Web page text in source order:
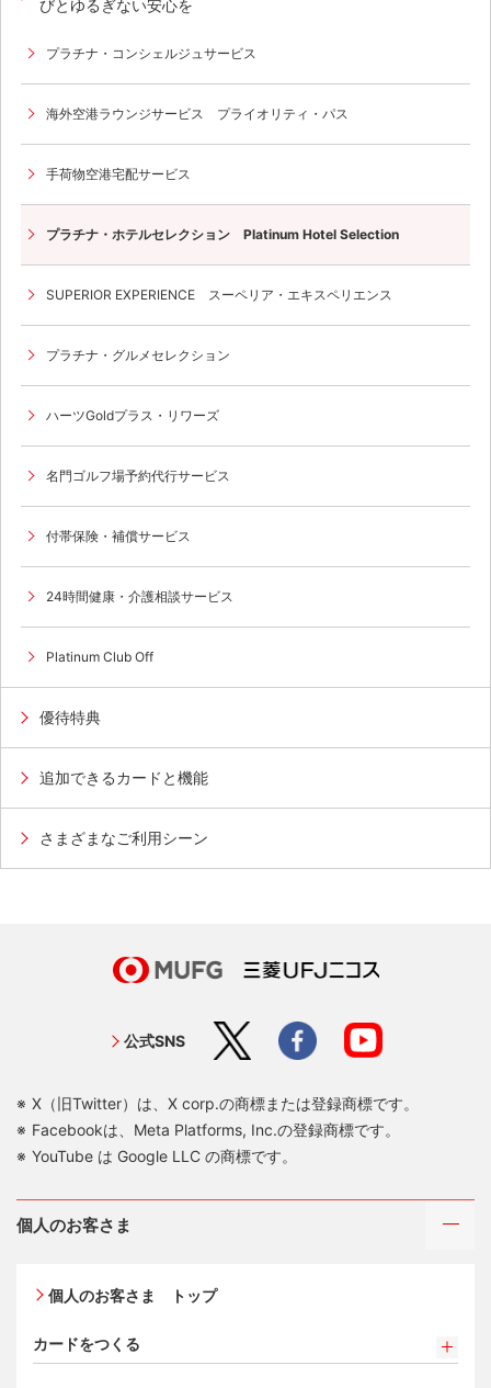
びとゆるぎない安心を
プラチナ・コンシェルジュサービス
海外空港ラウンジサービス プライオリティ・パス
手荷物空港宅配サービス
プラチナ・ホテルセレクション Platinum Hotel Selection
SUPERIOR EXPERIENCE スーペリア・エキスペリエンス
プラチナ・グルメセレクション
ハーツGoldプラス・リワーズ
名門ゴルフ場予約代行サービス
付帯保険・補償サービス
24時間健康・介護相談サービス
Platinum Club Off
優待特典
追加できるカードと機能
さまざまなご利用シーン
公式SNS
X（旧Twitter）は、X corp.の商標または登録商標です。
Facebookは、Meta Platforms, Inc.の登録商標です。
YouTube は Google LLC の商標です。
個人のお客さま
個人のお客さま トップ
カードをつくる